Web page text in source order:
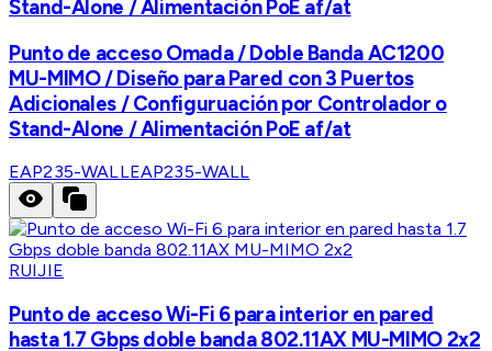
Stand-Alone / Alimentación PoE af/at
Punto de acceso Omada / Doble Banda AC1200
MU-MIMO / Diseño para Pared con 3 Puertos
Adicionales / Configuruación por Controlador o
Stand-Alone / Alimentación PoE af/at
EAP235-WALLEAP235-WALL
RUIJIE
Punto de acceso Wi-Fi 6 para interior en pared
hasta 1.7 Gbps doble banda 802.11AX MU-MIMO 2x2